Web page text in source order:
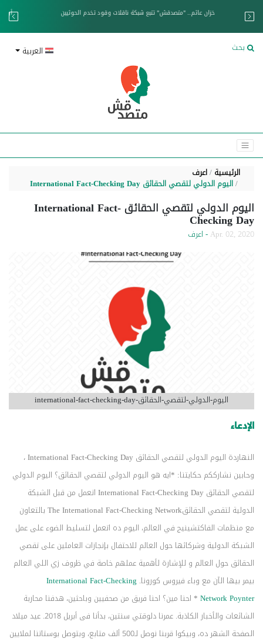
خزان عائم.. "متصدقش" تتبع شبكة ناقلات وقود تخدم الحوثيين
بحث العربية
الرئيسية اعرف
اليوم الدولي لتقصي الحقائق International Fact-Checking Day
اليوم الدولي لتقصي الحقائق International Fact-
Checking Day
Apr. 02, 2020 - اعرف
اليوم-الدولي-لتقصي-الحقائق-international-fact-checking-day
الإدعاء
النهاردة اليوم الدولي لتقصي الحقائق International Fact-Checking Day ،
وحابين نشارككم حكايتنا: *ايه هو اليوم الدولي لتقصي الحقائق؟ اليوم الدولي
لتقصي الحقائق International Fact-Checking Day اتعمل من قبل الشبكة
الدولية لتقصي الحقائقThe International Fact-Checking Network بالتعاون
مع منظمات الفاكتشينيج في العالم، اليوم ده اتعمل لتسليط الضوء على عمل
الشبكة الدولية وشركائها حول العالم للاحتفال بإنجازات العاملين على تقصي
الحقائق حول العالم و للإشارة لأهمية عملهم خاصة في ظروف زي اللي العالم
بيمر بيها الآن مع وباء فيروس كورونا. International Fact-Checking
NetworkPoynter
* احنا مين؟ احنا فريق من صحفيين وباحثين، هدفنا محاربة
الشائعات والأخبار الكاذبة. عمرنا دلوقتي سنتين، بدأنا فى أبريل 2018. عيد ميلاد
الصفحة الشهر ده، وبيكوا قربنا نوصل لـ500 ألف متابع، وبتوصل بوستاتنا لملايين